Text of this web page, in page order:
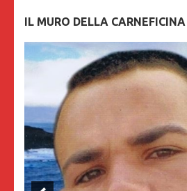
IL MURO DELLA